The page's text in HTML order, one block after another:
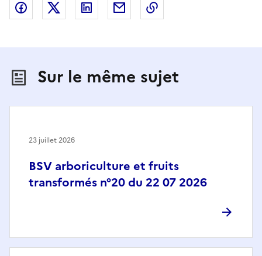
Partager sur Facebook
Partager sur X (anciennement Twitter)
Partager sur LinkedIn
Partager par email
Sur le même sujet
BSV arboriculture et fruits
transformés n°20 du 22 07 2026
23 juillet 2026